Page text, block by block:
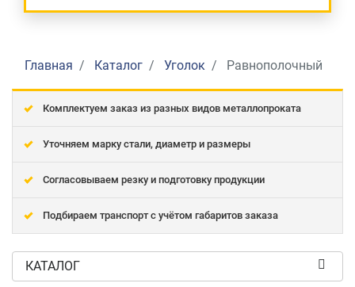
Главная Каталог Уголок Равнополочный
Комплектуем заказ из разных видов металлопроката
Уточняем марку стали, диаметр и размеры
Согласовываем резку и подготовку продукции
Подбираем транспорт с учётом габаритов заказа
КАТАЛОГ